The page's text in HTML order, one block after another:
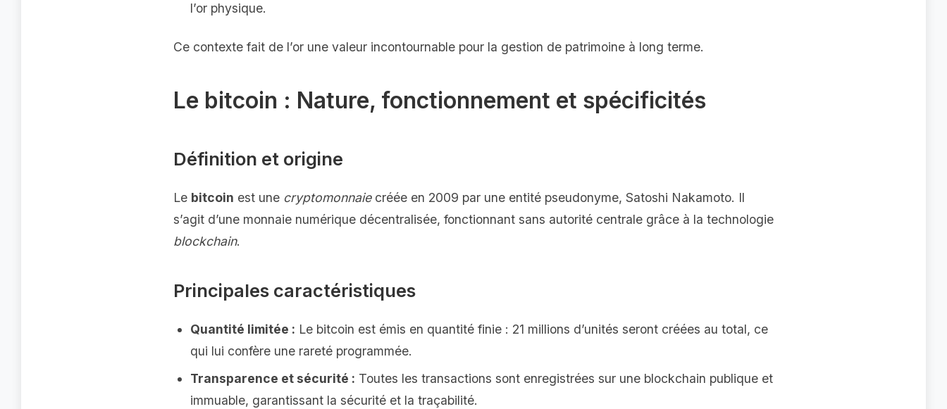
l’or physique.
Ce contexte fait de l’or une valeur incontournable pour la gestion de patrimoine à long terme.
Le bitcoin : Nature, fonctionnement et spécificités
Définition et origine
Le bitcoin est une cryptomonnaiecréée en 2009 par une entité pseudonyme, Satoshi Nakamoto. Il
s’agit d’une monnaie numérique décentralisée, fonctionnant sans autorité centrale grâce à la technologie
blockchain.
Principales caractéristiques
Quantité limitée : Le bitcoin est émis en quantité finie : 21 millions d’unités seront créées au total, ce
qui lui confère une rareté programmée.
Transparence et sécurité : Toutes les transactions sont enregistrées sur une blockchain publique et
immuable, garantissant la sécurité et la traçabilité.